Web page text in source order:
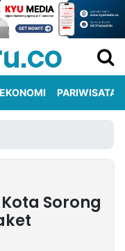
EKONOMI PARIWISATA
Sorong